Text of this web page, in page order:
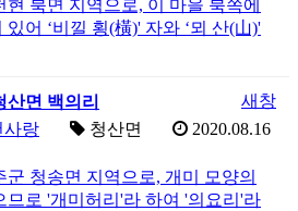
현 북면 지역으로, 이 마을 북쪽에
있어 ‘비낄 횡(橫)' 자와 ‘뫼 산(山)'
새창
산면 백의리
사랑 청산면
2020.08.16
군 청송면 지역으로, 개미 모양의
므로 '개미허리'라 하여 '의요리'라